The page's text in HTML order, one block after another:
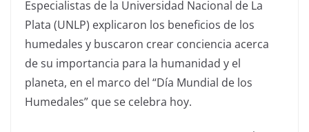
Especialistas de la Universidad Nacional de La
Plata (UNLP) explicaron los beneficios de los
humedales y buscaron crear conciencia acerca
de su importancia para la humanidad y el
planeta, en el marco del “Día Mundial de los
Humedales” que se celebra hoy.